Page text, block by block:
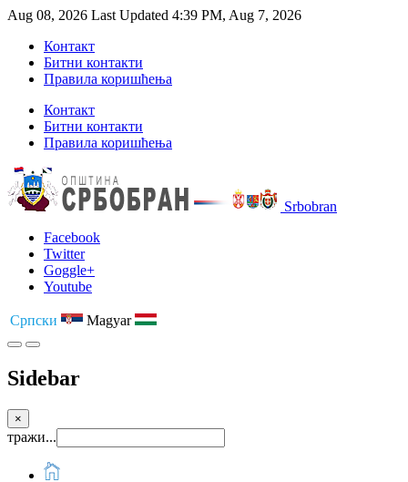
Aug 08, 2026 Last Updated 4:39 PM, Aug 7, 2026
Контакт
Битни контакти
Правила коришћења
Контакт
Битни контакти
Правила коришћења
Srbobran
Facebook
Twitter
Goggle+
Youtube
Српски Magyar
Sidebar
×
тражи...